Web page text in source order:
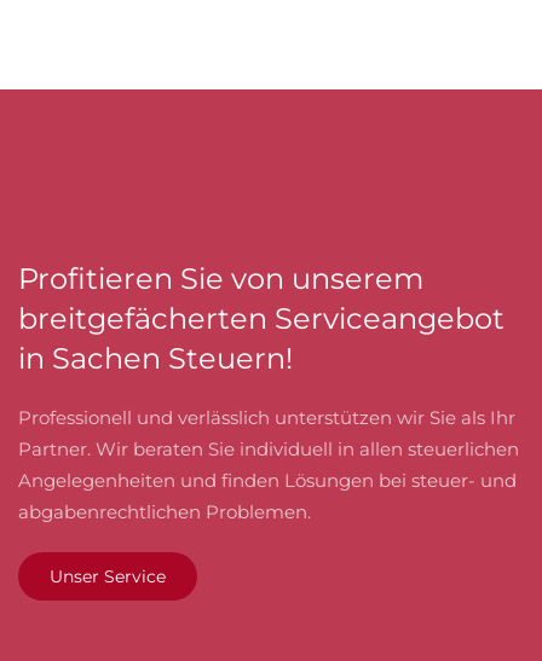
Profitieren Sie von unserem
breitgefächerten Serviceangebot
in Sachen Steuern!
Professionell und verlässlich unterstützen wir Sie als Ihr
Partner. Wir beraten Sie individuell in allen steuerlichen
Angelegenheiten und finden Lösungen bei steuer- und
abgabenrechtlichen Problemen.
Unser Service